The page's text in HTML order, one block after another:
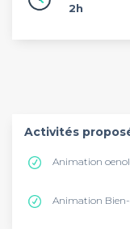
2h
Activités
Animation
Animation